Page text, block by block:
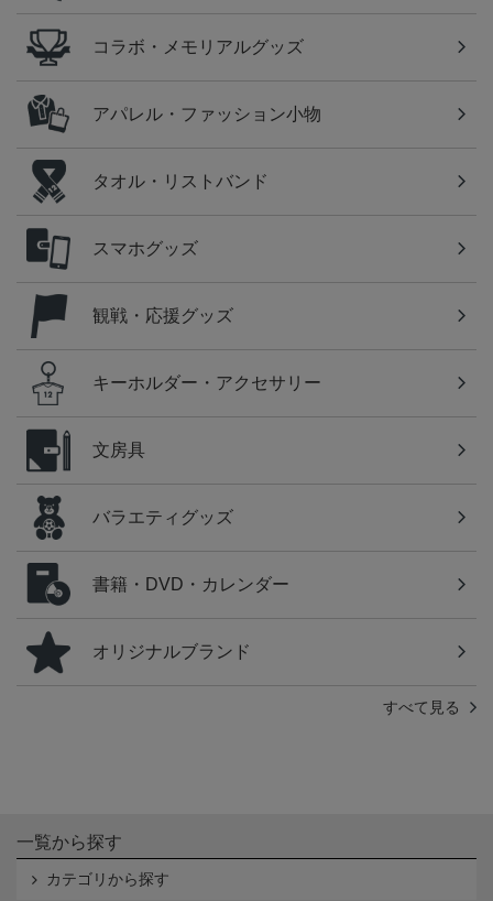
コラボ・メモリアルグッズ
アパレル・ファッション小物
タオル・リストバンド
スマホグッズ
観戦・応援グッズ
キーホルダー・アクセサリー
文房具
バラエティグッズ
書籍・DVD・カレンダー
オリジナルブランド
すべて見る
一覧から探す
カテゴリから探す